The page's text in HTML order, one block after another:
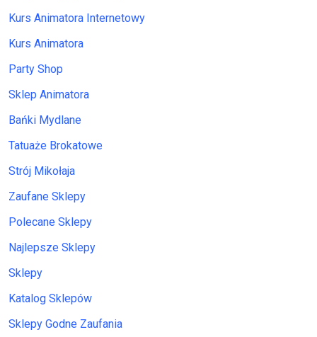
Kurs Animatora Internetowy
Kurs Animatora
Party Shop
Sklep Animatora
Bańki Mydlane
Tatuaże Brokatowe
Strój Mikołaja
Zaufane Sklepy
Polecane Sklepy
Najlepsze Sklepy
Sklepy
Katalog Sklepów
Sklepy Godne Zaufania